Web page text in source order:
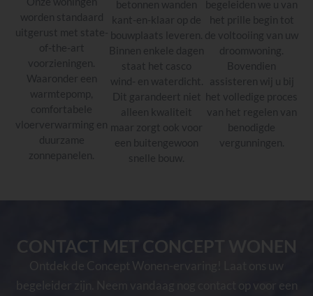
worden standaard
uitgerust met state-
of-the-art
voorzieningen.
Waaronder een
warmtepomp,
comfortabele
vloerverwarming en
duurzame
zonnepanelen.
betonnen wanden
kant-en-klaar op de
bouwplaats leveren.
Binnen enkele dagen
staat het casco
wind- en waterdicht.
Dit garandeert niet
alleen kwaliteit
maar zorgt ook voor
een buitengewoon
snelle bouw.
begeleiden we u van
het prille begin tot
de voltooiing van uw
droomwoning.
Bovendien
assisteren wij u bij
het volledige proces
van het regelen van
benodigde
vergunningen.
CONTACT MET CONCEPT WONEN
Ontdek de Concept Wonen-ervaring! Laat ons uw
begeleider zijn. Neem vandaag nog contact op voor een